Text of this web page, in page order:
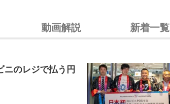
動画解説 新着一覧
のレジで払う円